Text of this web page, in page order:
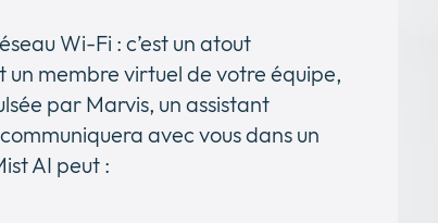
Wi-Fi : c’est un atout
membre virtuel de votre équipe,
par Marvis, un assistant
avec vous dans un
AI peut :